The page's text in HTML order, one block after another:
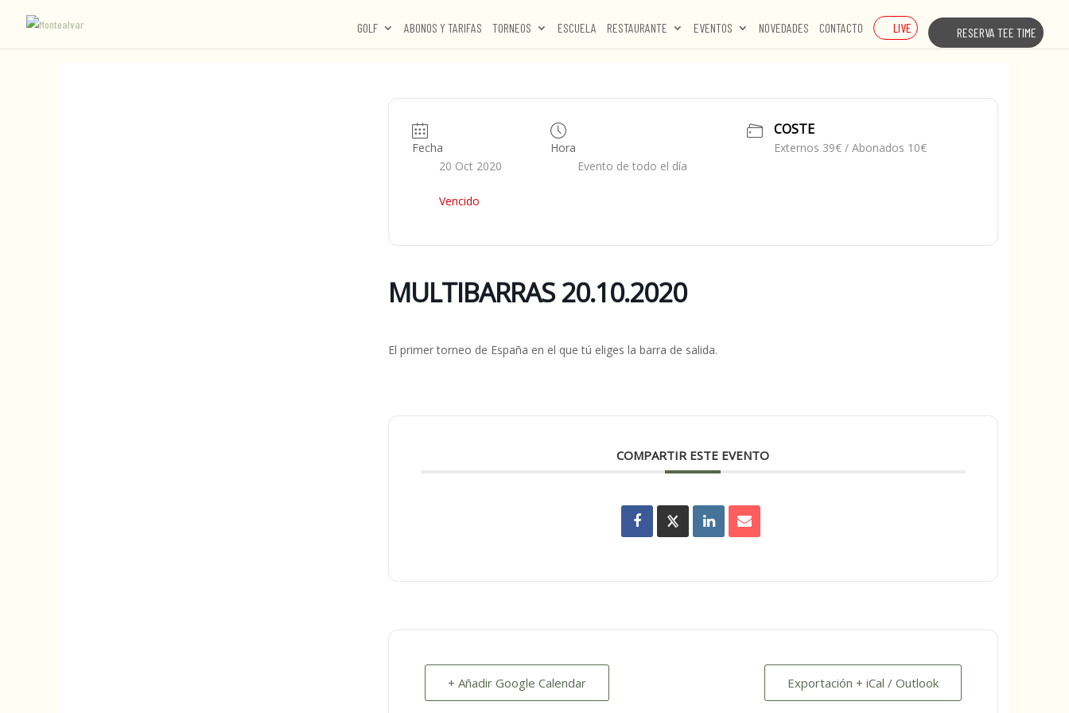
GOLF ABONOS Y TARIFAS TORNEOS ESCUELA RESTAURANTE EVENTOS NOVEDADES CONTACTO LIVE RESERVA TEE TIME
Fecha
20 Oct 2020
Vencido
Hora
Evento de todo el día
COSTE
Externos 39€ / Abonados 10€
MULTIBARRAS 20.10.2020
El primer torneo de España en el que tú eliges la barra de salida.
COMPARTIR ESTE EVENTO
+ Añadir Google Calendar Exportación + iCal / Outlook